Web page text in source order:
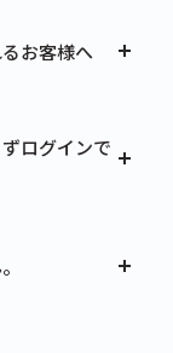
お客様へ
ログインで